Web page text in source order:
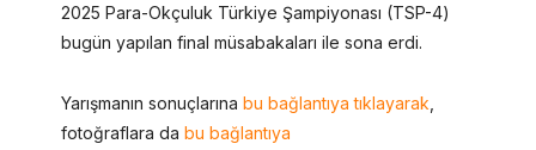
2025 Para-Okçuluk Türkiye Şampiyonası (TSP-4)
bugün yapılan final müsabakaları ile sona erdi.
Yarışmanın sonuçlarına bu bağlantıya tıklayarak
fotoğraflara da bu bağlantıya